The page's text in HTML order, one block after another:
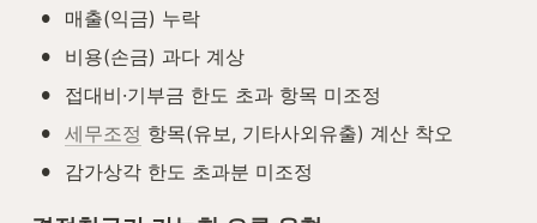
• 매출(익금) 누락
• 비용(손금) 과다 계상
• 접대비·기부금 한도 초과 항목 미조정
• 세무조정 항목(유보, 기타사외유출) 계산 착오
• 감가상각 한도 초과분 미조정